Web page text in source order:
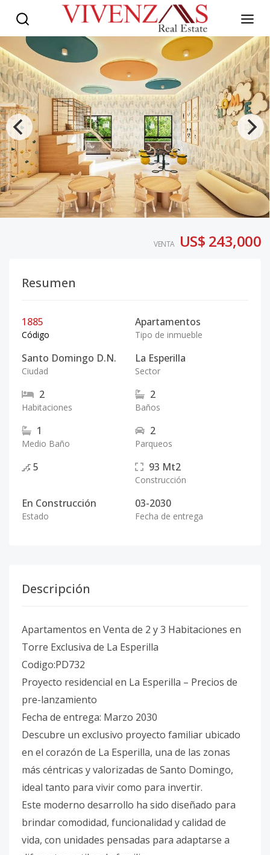
VENTA US$ 243,000
Resumen
1885
Código
Apartamentos
Tipo de inmueble
Santo Domingo D.N.
Ciudad
La Esperilla
Sector
2
Habitaciones
2
Baños
1
Medio Baño
2
Parqueos
5 93 Mt2
Construcción
En Construcción
Estado
03-2030
Fecha de entrega
Descripción
Apartamentos en Venta de 2 y 3 Habitaciones en
Torre Exclusiva de La Esperilla
Codigo:PD732
Proyecto residencial en La Esperilla – Precios de
pre-lanzamiento
Fecha de entrega: Marzo 2030
Descubre un exclusivo proyecto familiar ubicado
en el corazón de La Esperilla, una de las zonas
más céntricas y valorizadas de Santo Domingo,
ideal tanto para vivir como para invertir.
Este moderno desarrollo ha sido diseñado para
brindar comodidad, funcionalidad y calidad de
vida, con unidades pensadas para adaptarse a